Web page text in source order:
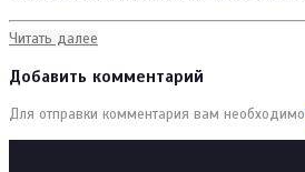
Читать далее
Добавить комментарий
Для отправки комментария вам необходимо